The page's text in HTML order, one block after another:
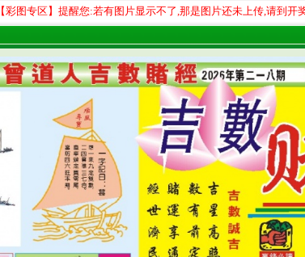
【彩图专区】提醒您:若有图片显示不了,那是图片还未上传,请到开